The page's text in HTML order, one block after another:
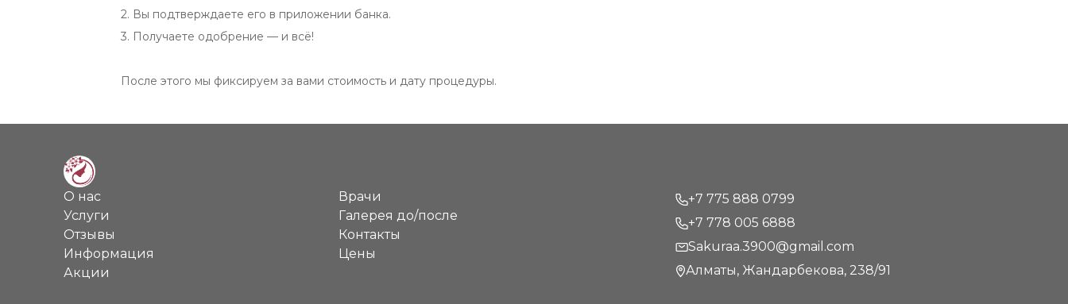
2. Вы подтверждаете его в приложении банка.
3. Получаете одобрение — и всё!
После этого мы фиксируем за вами стоимость и дату процедуры.
О нас
Врачи
Услуги
Галерея до/после
Отзывы
Контакты
Информация
Цены
Акции
+7 775 888 0799
+7 778 005 6888
Sakuraa.3900@gmail.com
Алматы, Жандарбекова, 238/91